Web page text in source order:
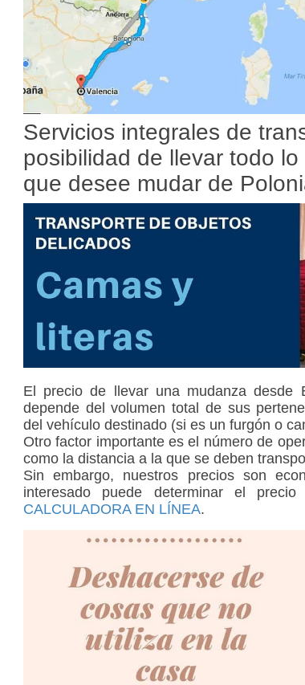
Servicios integrales de
posibilidad de llevar todo
que desee mudar de
El precio de llevar una mudanza desde
depende del volumen total de sus
del vehículo destinado (si es un furgón o
Otro factor importante es el número de
como la distancia a la que se deben
Sin embargo, nuestros precios son
interesado puede determinar el
CALCULADORA EN LÍNEA.